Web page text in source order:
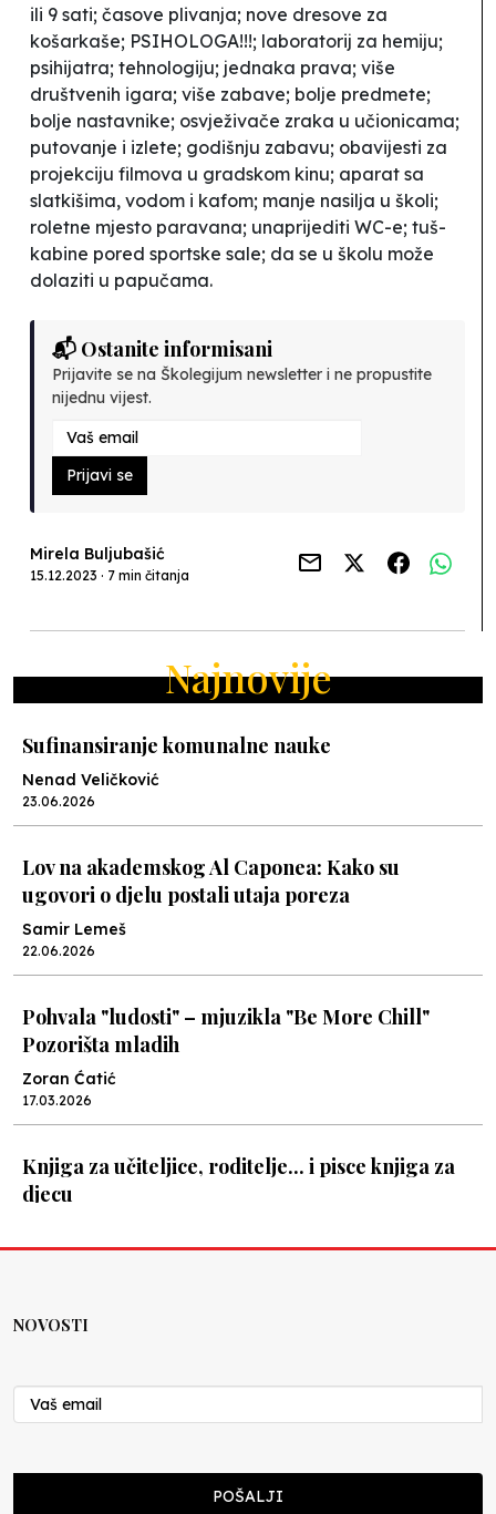
ili 9 sati; časove plivanja; nove dresove za
košarkaše; PSIHOLOGA!!!; laboratorij za hemiju;
psihijatra; tehnologiju; jednaka prava; više
društvenih igara; više zabave; bolje predmete;
bolje nastavnike; osvježivače zraka u učionicama;
putovanje i izlete; godišnju zabavu; obavijesti za
projekciju filmova u gradskom kinu; aparat sa
slatkišima, vodom i kafom; manje nasilja u školi;
roletne mjesto paravana; unaprijediti WC-e; tuš-
kabine pored sportske sale; da se u školu može
dolaziti u papučama.
📬 Ostanite informisani
Prijavite se na Školegijum newsletter i ne propustite
nijednu vijest.
Prijavi se
Mirela Buljubašić
15.12.2023 · 7 min čitanja
Najnovije
Sufinansiranje komunalne nauke
Nenad Veličković
23.06.2026
Lov na akademskog Al Caponea: Kako su
ugovori o djelu postali utaja poreza
Samir Lemeš
22.06.2026
Pohvala "ludosti" – mjuzikla "Be More Chill"
Pozorišta mladih
Zoran Ćatić
17.03.2026
Knjiga za učiteljice, roditelje... i pisce knjiga za
djecu
08.03.2026
U Sarajevu, o obrazovanju u budućnosti / o
27.11.2025
NOVOSTI
POŠALJI